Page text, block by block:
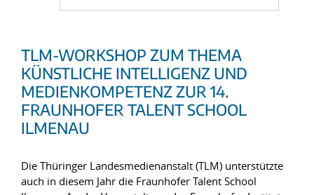
TLM-WORKSHOP ZUM THEMA
KÜNSTLICHE INTELLIGENZ UND
MEDIENKOMPETENZ ZUR 14.
FRAUNHOFER TALENT SCHOOL
ILMENAU
Die Thüringer Landesmedienanstalt (TLM) unterstützte
auch in diesem Jahr die Fraunhofer Talent School